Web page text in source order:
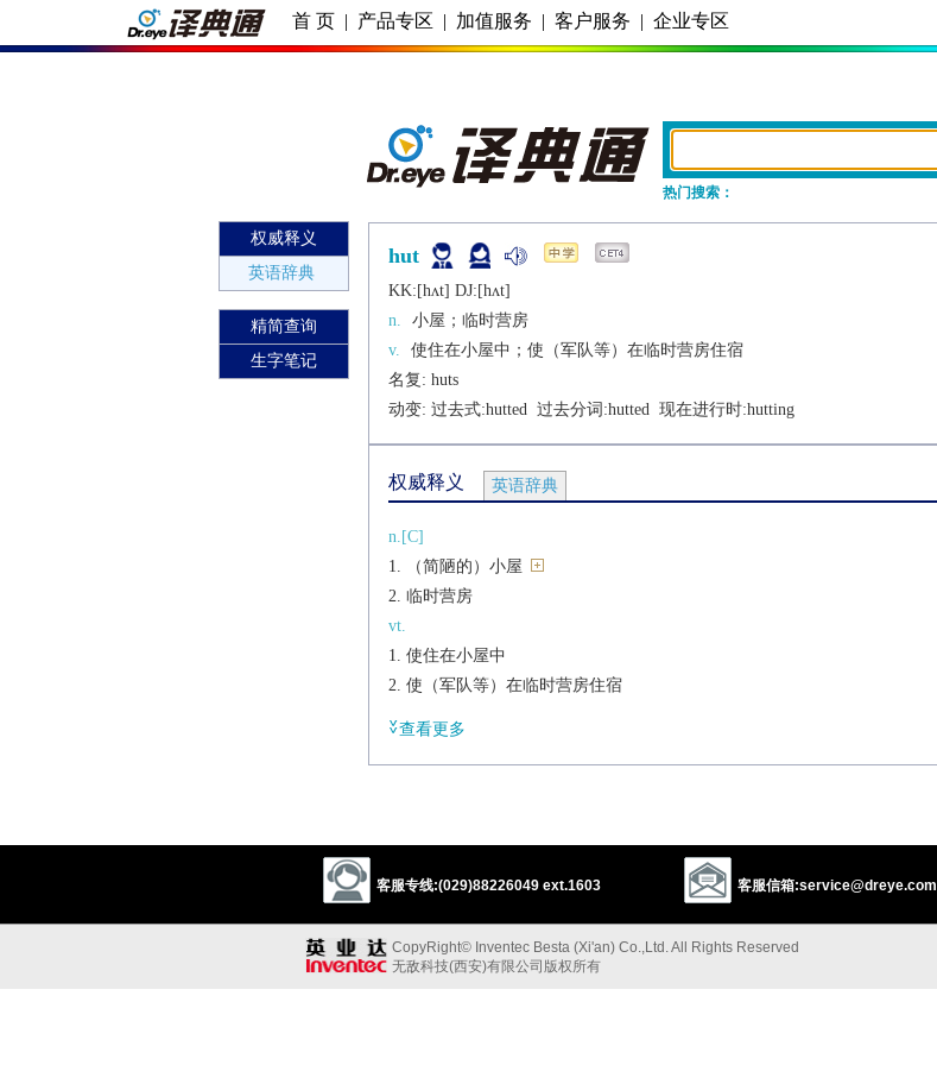
首 页 | 产品专区 | 加值服务 | 客户服务 | 企业专区
热门搜索：
权威释义
英语辞典
精简查询
生字笔记
hut
KK:[hʌt] DJ:[hʌt]
n.
小屋；临时营房
v.
使住在小屋中；使（军队等）在临时营房住宿
名复: huts
动变: 过去式:hutted 过去分词:hutted 现在进行时:hutting
权威释义 英语辞典
n.[C]
（简陋的）小屋
临时营房
vt.
使住在小屋中
使（军队等）在临时营房住宿
cabin
shed shanty
shack
同义参见:
residence
domicile camp1 cottage shed 2
查看更多
客服专线:(029)88226049 ext.1603 客服信箱:service@dreye.com
CopyRight© Inventec Besta (Xi'an) Co.,Ltd. All Rights Reserved
无敌科技(西安)有限公司版权所有